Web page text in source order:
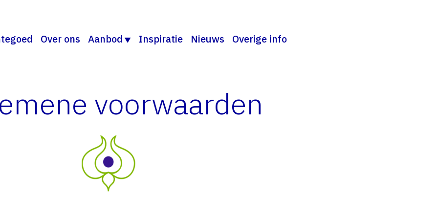
Over ons Aanbod Inspiratie Nieuws Overige info
voorwaarden